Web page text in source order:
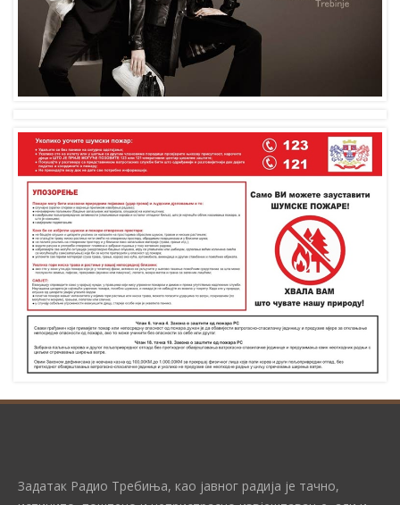
Задатак Радио Требиња, као јавног радија је тачно,